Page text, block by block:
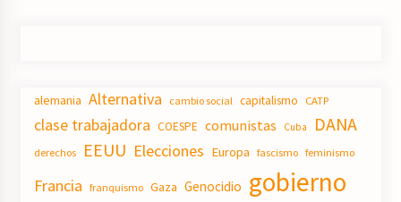
alemania Alternativa cambio social capitalismo CATP
clase trabajadora COESPE comunistas Cuba DANA
derechos EEUU Elecciones Europa fascismo feminismo
Francia franquismo Gaza Genocidio gobierno